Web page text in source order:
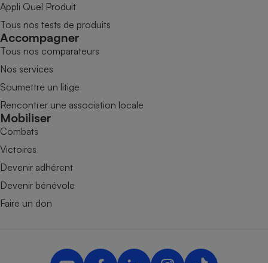
Appli Quel Produit
Tous nos tests de produits
Accompagner
Tous nos comparateurs
Nos services
Soumettre un litige
Rencontrer une association locale
Mobiliser
Combats
Victoires
Devenir adhérent
Devenir bénévole
Faire un don